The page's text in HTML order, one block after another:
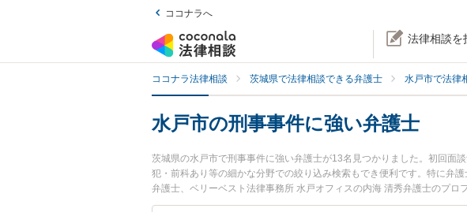
ココナラへ
法律相談を
ココナラ法律相談 茨城県で法律相談できる弁護士 水戸市で法律
水戸市の刑事事件に強い弁護士
茨城県の水戸市で刑事事件に強い弁護士が13名見つかりました。初回面
犯・前科あり等の細かな分野での絞り込み検索もでき便利です。特に弁
弁護士、ベリーベスト法律事務所 水戸オフィスの内海 清秀弁護士のプ
トラブルを今すぐに弁護士に相談したい』『刑事事件のトラブル解決の